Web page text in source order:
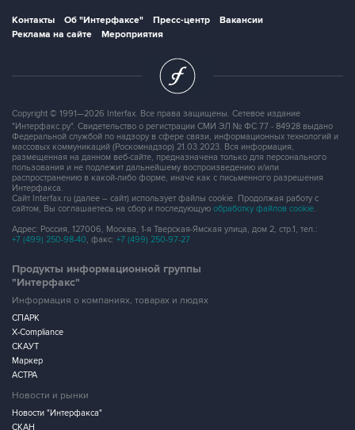
Copyright © 1991—2026 Interfax. Все права защищены. Сетевое издание
"Интерфакс.ру". Свидетельство о регистрации СМИ ЭЛ № ФС 77 - 84928 выдано
массовых коммуникаций (Роскомнадзор) 21.03.2023. Вся информация,
размещенная на данном веб-сайте, предназначена только для персонального
пользования и не подлежит дальнейшему воспроизведению и/или
распространению в какой-либо форме, иначе как с письменного разрешения
Интерфакса.
Сайт Interfax.ru (далее – сайт) использует файлы cookie. Продолжая работу с
сайтом, Вы соглашаетесь на сбор и последующую обработку файлов cookie.
Адрес: Россия, 127006, Москва, 1-я Тверская-Ямская улица, дом 2, стр.1, тел.:
+7 (499) 250-98-40, факс: +7 (499) 250-97-27
Продукты информационной группы
Информация о компаниях, товарах и людях
СПАРК
X-Compliance
СКАУТ
Маркер
АСТРА
Новости и рынки
Новости "Интерфакса"
СКАН
RUDATA
Центр раскрытия корпоративной информации